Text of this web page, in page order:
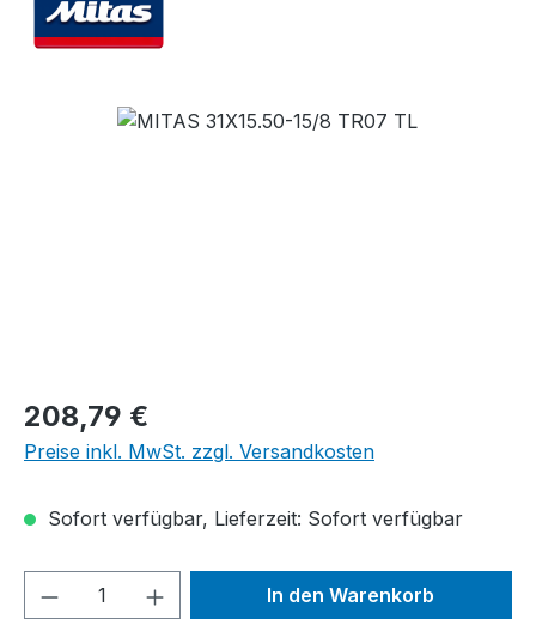
Bildergalerie überspringen
Regulärer Preis:
208,79 €
Preise inkl. MwSt. zzgl. Versandkosten
Sofort verfügbar, Lieferzeit: Sofort verfügbar
Produkt Anzahl: Gib denIn den Warenkorb